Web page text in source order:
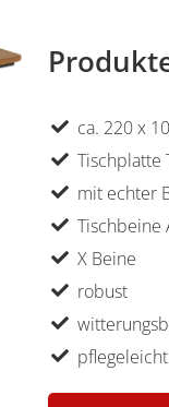
ca. 220 x
Tischplatte
mit echter
X Beine
robust
pflegeleicht